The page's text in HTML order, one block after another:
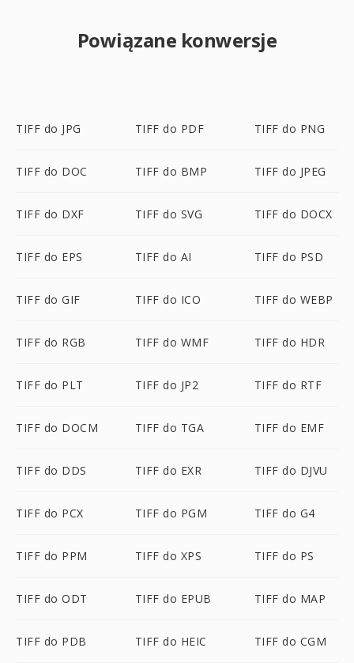
Powiązane konwersje
TIFF do JPG TIFF do PDF TIFF do PNG
TIFF do DOC TIFF do BMP TIFF do JPEG
TIFF do DXF TIFF do SVG TIFF do DOCX
TIFF do EPS TIFF do AI TIFF do PSD
TIFF do GIF TIFF do ICO TIFF do WEBP
TIFF do RGB TIFF do WMF TIFF do HDR
TIFF do PLT TIFF do JP2 TIFF do RTF
TIFF do DOCM TIFF do TGA TIFF do EMF
TIFF do DDS TIFF do EXR TIFF do DJVU
TIFF do PCX TIFF do PGM TIFF do G4
TIFF do PPM TIFF do XPS TIFF do PS
TIFF do ODT TIFF do EPUB TIFF do MAP
TIFF do PDB TIFF do HEIC TIFF do CGM